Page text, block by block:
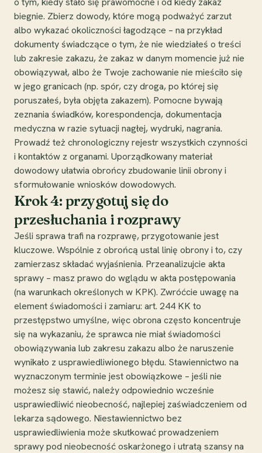
biegnie. Zbierz dowody, które mogą podważyć zarzut
albo wykazać okoliczności łagodzące – na przykład
dokumenty świadczące o tym, że nie wiedziałeś o treści
lub zakresie zakazu, że zakaz w danym momencie już nie
obowiązywał, albo że Twoje zachowanie nie mieściło się
w jego granicach (np. spór, czy droga, po której się
poruszałeś, była objęta zakazem). Pomocne bywają
zeznania świadków, korespondencja, dokumentacja
medyczna w razie sytuacji nagłej, wydruki, nagrania.
Prowadź też chronologiczny rejestr wszystkich czynności
i kontaktów z organami. Uporządkowany materiał
dowodowy ułatwia obrońcy zbudowanie linii obrony i
sformułowanie wniosków dowodowych.
Krok 4: przygotuj się do
przesłuchania i rozprawy
Jeśli sprawa trafi na rozprawę, przygotowanie jest
kluczowe. Wspólnie z obrońcą ustal linię obrony i to, czy
zamierzasz składać wyjaśnienia. Przeanalizujcie akta
sprawy – masz prawo do wglądu w akta postępowania
(na warunkach określonych w KPK). Zwróćcie uwagę na
element świadomości i zamiaru: art. 244 KK to
przestępstwo umyślne, więc obrona często koncentruje
się na wykazaniu, że sprawca nie miał świadomości
obowiązywania lub zakresu zakazu albo że naruszenie
wynikało z usprawiedliwionego błędu. Stawiennictwo na
wyznaczonym terminie jest obowiązkowe – jeśli nie
możesz się stawić, należy odpowiednio wcześnie
usprawiedliwić nieobecność, najlepiej zaświadczeniem od
lekarza sądowego. Niestawiennictwo bez
usprawiedliwienia może skutkować prowadzeniem
sprawy pod nieobecność oskarżonego i utratą szansy na